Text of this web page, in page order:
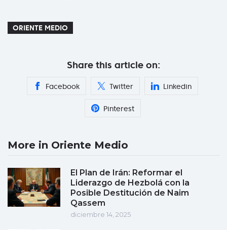
ORIENTE MEDIO
Share this article on:
Facebook Twitter Linkedin
Pinterest
More in Oriente Medio
El Plan de Irán: Reformar el
Liderazgo de Hezbolá con la
Posible Destitución de Naim
Qassem
diciembre 14, 2025